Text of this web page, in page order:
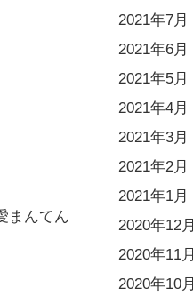
まんてん
2021年7月
2021年6月
2021年5月
2021年4月
2021年3月
2021年2月
2021年1月
2020年12月
2020年11月
2020年10月